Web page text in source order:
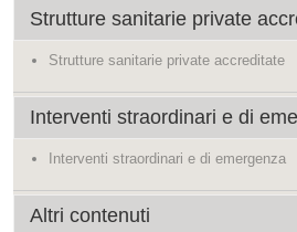
Strutture sanitarie private
Strutture sanitarie private accreditate
Interventi straordinari e di
Interventi straordinari e di emergenza
Altri contenuti